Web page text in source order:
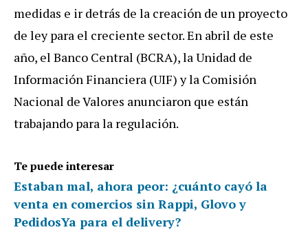
medidas e ir detrás de la creación de un proyecto
de ley para el creciente sector. En abril de este
año, el Banco Central (BCRA), la Unidad de
Información Financiera (UIF) y la Comisión
Nacional de Valores anunciaron que están
trabajando para la regulación.
Te puede interesar
Estaban mal, ahora peor: ¿cuánto cayó la
venta en comercios sin Rappi, Glovo y
PedidosYa para el delivery?